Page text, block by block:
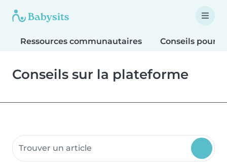
Ressources communautaires Conseils pour
Conseils sur la plateforme
Rechercher dans les ressources communautaires